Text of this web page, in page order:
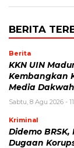
BERITA
Berita
KKN UIN
Kembangkan
Media
Sabtu, 8 Agu 2026 -
Kriminal
Didemo BRSK,
Dugaan